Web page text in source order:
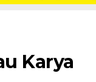
Karya